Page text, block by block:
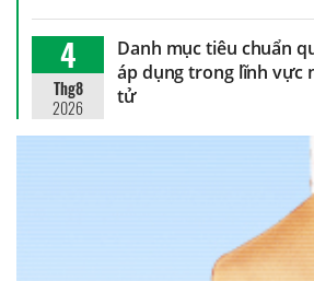
4
Thg8
2026
Danh mục tiêu chuẩn
áp dụng trong lĩnh vực
tử